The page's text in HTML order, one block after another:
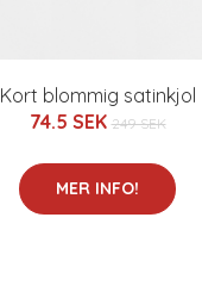
Kort blommig satinkjol
74.5 SEK 249 SEK
MER INFO!